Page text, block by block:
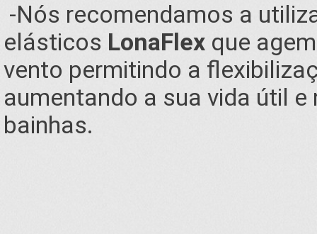
-Nós recomendamos a
elásticos LonaFlex que
vento permitindo a
aumentando a sua vida útil
bainhas.